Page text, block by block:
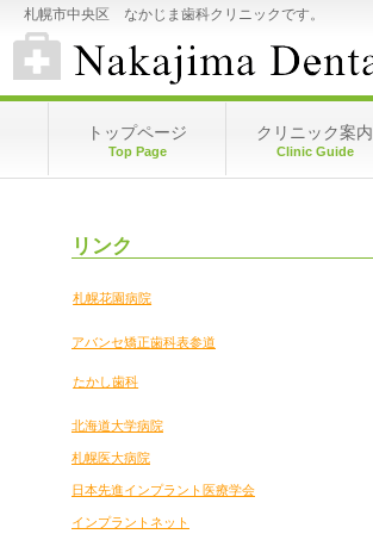
札幌市中央区 なかじま歯科クリニックです。
リンク
札幌花園病院
アバンセ矯正歯科表参道
たかし歯科
北海道大学病院
札幌医大病院
日本先進インプラント医療学会
インプラントネット
トップページ
Top Page
クリニック案内
Clinic Guide